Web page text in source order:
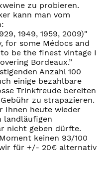
zu probieren.
kann man vom
1949, 1959, 2009)"
for some Médocs and
be the finest vintage I
Bordeaux.”
Anzahl 100
einige bezahlbare
Trinkfreude bereiten
zu strapazieren.
Ihnen heute wieder
landläufigen
nicht geben dürfte.
keinen 93/100
für +/- 20€ alternativ